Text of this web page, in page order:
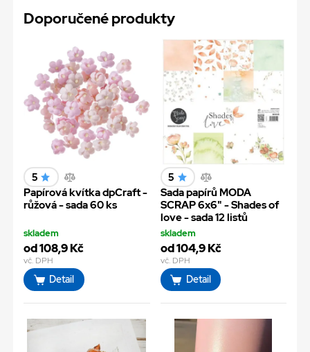
Doporučené produkty
5
Papírová kvítka dpCraft -
růžová - sada 60 ks
skladem
od 108,9 Kč
vč. DPH
Detail
5
Sada papírů MODA
SCRAP 6x6" - Shades of
love - sada 12 listů
skladem
od 104,9 Kč
vč. DPH
Detail